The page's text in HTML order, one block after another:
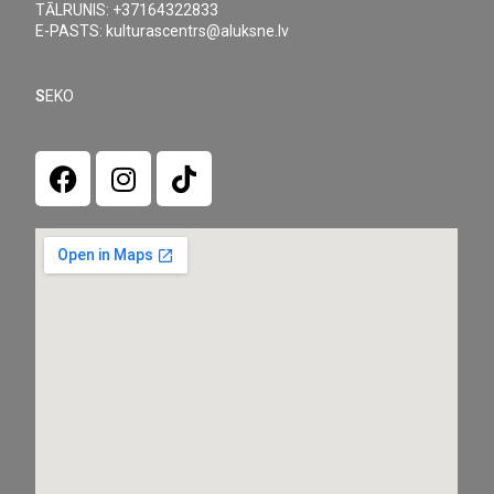
TĀLRUNIS: +37164322833
E-PASTS: kulturascentrs@aluksne.lv
SEKO